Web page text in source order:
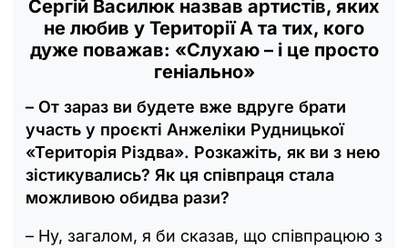
Сергій Василюк назвав артистів, яких
не любив у Території А та тих, кого
дуже поважав: «Слухаю – і це просто
геніально»
– От зараз ви будете вже вдруге брати
участь у проєкті Анжеліки Рудницької
«Територія Різдва». Розкажіть, як ви з нею
зістикувались? Як ця співпраця стала
можливою обидва рази?
– Ну, загалом, я би сказав, що співпрацюю з